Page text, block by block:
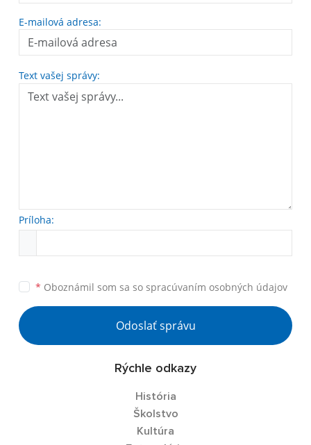
E-mailová adresa:
Text vašej správy:
Príloha:
* Oboznámil som sa so spracúvaním osobných údajov
Odoslať správu
Rýchle odkazy
História
Školstvo
Kultúra